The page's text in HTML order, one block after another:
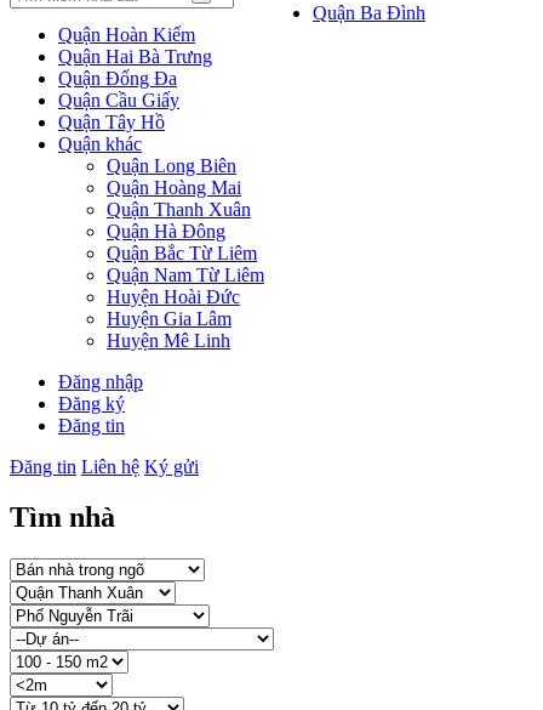
Quận Ba Đình
Quận Hoàn Kiếm
Quận Hai Bà Trưng
Quận Đống Đa
Quận Cầu Giấy
Quận Tây Hồ
Quận khác
Quận Long Biên
Quận Hoàng Mai
Quận Thanh Xuân
Quận Hà Đông
Quận Bắc Từ Liêm
Quận Nam Từ Liêm
Huyện Hoài Đức
Huyện Gia Lâm
Huyện Mê Linh
Đăng nhập
Đăng ký
Đăng tin
Đăng tin Liên hệ Ký gửi
Tìm nhà